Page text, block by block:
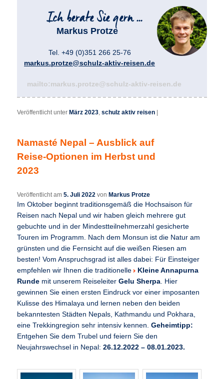
Markus Protze
Tel. +49 (0)351 266 25-76
markus.protze@schulz-aktiv-reisen.de
mailto:markus.protze@schulz-aktiv-reisen.de
Veröffentlicht unter März 2023,schulz aktiv reisen
Namasté Nepal – Ausblick auf
Reise-Optionen im Herbst und
2023
Veröffentlicht am5. Juli 2022 von Markus Protze
Im Oktober beginnt traditionsgemäß die Hochsaison für
Reisen nach Nepal und wir haben gleich mehrere gut
gebuchte und in der Mindestteilnehmerzahl gesicherte
Touren im Programm. Nach dem Monsun ist die Natur am
grünsten und die Fernsicht auf die weißen Riesen am
besten! Vom Anspruchsgrad ist alles dabei: Für Einsteiger
empfehlen wir Ihnen die traditionelle
Kleine Annapurna
Runde mit unserem ReiseleiterGelu Sherpa. Hier
gewinnen Sie einen ersten Eindruck vor einer imposanten
Kulisse des Himalaya und lernen neben den beiden
bekanntesten Städten Nepals, Kathmandu und Pokhara,
eine Trekkingregion sehr intensiv kennen.Geheimtipp:
Entgehen Sie dem Trubel und feiern Sie den
Neujahrswechsel in Nepal:26.12.2022 – 08.01.2023.